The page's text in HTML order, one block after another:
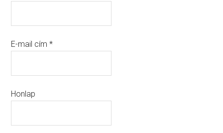
E-mail cím*
Honlap